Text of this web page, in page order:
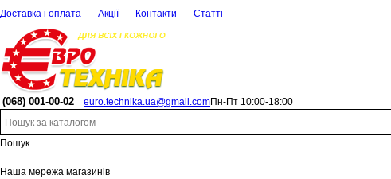
Доставка і оплата Акції Контакти Статті
(068) 001-00-02 euro.technika.ua@gmail.comПн-Пт 10:00-18:00
Пошук
Наша мережа магазинів